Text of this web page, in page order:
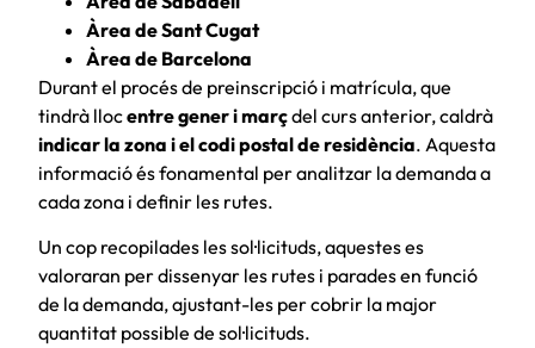
Àrea de Sant Cugat
Àrea de Barcelona
Durant el procés de preinscripció i matrícula, que
tindrà llocentre gener i marçdel curs anterior, caldrà
indicar la zona i el codi postal de residència. Aquesta
informació és fonamental per analitzar la demanda a
cada zona i definir les rutes.
Un cop recopilades les sol·licituds, aquestes es
valoraran per dissenyar les rutes i parades en funció
de la demanda, ajustant-les per cobrir la major
quantitat possible de sol·licituds.